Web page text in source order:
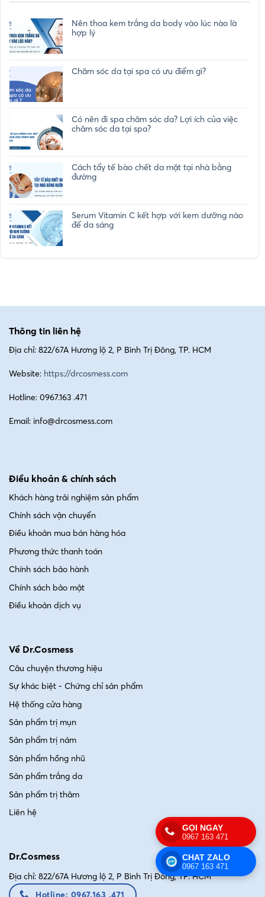
Nên thoa kem trắng da body vào lúc nào là
hợp lý
Chăm sóc da tại spa có ưu điểm gì?
Có nên đi spa chăm sóc da? Lợi ích của việc
chăm sóc da tại spa?
Cách tẩy tế bào chết da mặt tại nhà bằng
đường
Serum Vitamin C kết hợp với kem dưỡng nào
để da sáng
Thông tin liên hệ
Địa chỉ: 822/67A Hương lộ 2, P Bình Trị Đông, TP. HCM
Website: https://drcosmess.com
Hotline: 0967.163 .471
Email: info@drcosmess.com
Điều khoản & chính sách
Khách hàng trải nghiệm sản phẩm
Chính sách vận chuyển
Điều khoản mua bán hàng hóa
Phương thức thanh toán
Chính sách bảo hành
Chính sách bảo mật
Điều khoản dịch vụ
Về Dr.Cosmess
Câu chuyện thương hiệu
Sự khác biệt - Chứng chỉ sản phẩm
Hệ thống cửa hàng
Sản phẩm trị mụn
Sản phẩm trị nám
Sản phẩm hồng nhũ
Sản phẩm trắng da
Sản phẩm trị thâm
Liên hệ
Dr.Cosmess
Địa chỉ: 822/67A Hương lộ 2, P Bình Trị Đông, TP. HCM
Hotline: 0967.163 .471
GỌI NGAY
0967 163 471
CHAT ZALO
0967 163 471